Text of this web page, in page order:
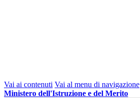
Vai ai contenuti Vai al menu di navigazione
Ministero dell'Istruzione e del Merito